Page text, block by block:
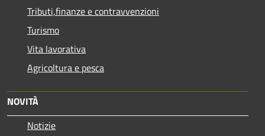
Tributi,finanze e contravvenzioni
Turismo
Vita lavorativa
Agricoltura e pesca
NOVITÀ
Notizie